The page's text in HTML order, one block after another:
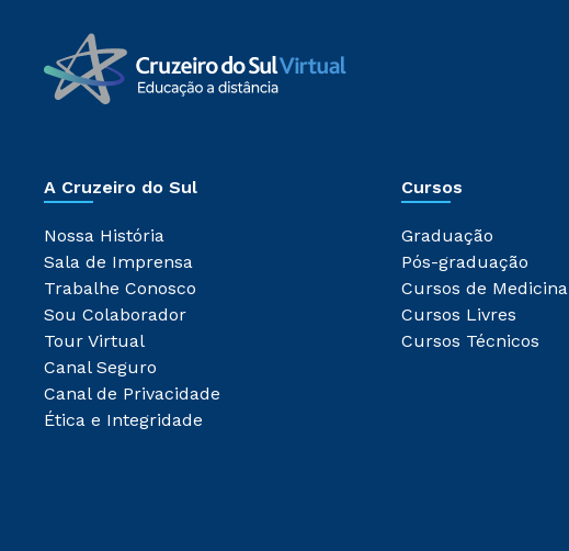
A Cruzeiro do Sul
Nossa História
Sala de Imprensa
Trabalhe Conosco
Sou Colaborador
Tour Virtual
Canal Seguro
Canal de Privacidade
Ética e Integridade
Cursos
Graduação
Pós-graduação
Cursos de Medicina
Cursos Livres
Cursos Técnicos